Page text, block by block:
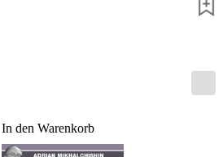
In den Warenkorb
CB-
Pakete